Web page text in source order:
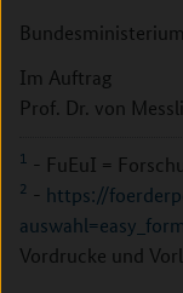
Im Auftrag
Prof. Dr. von
1 - FuEuI =
2 - https://
Vordrucke und